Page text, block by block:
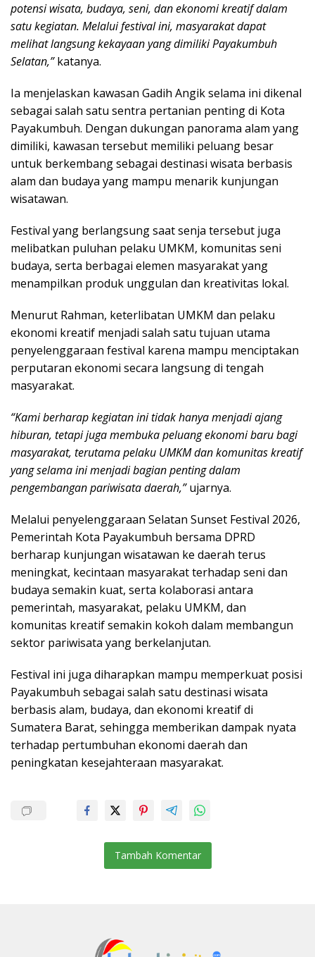
potensi wisata, budaya, seni, dan ekonomi kreatif dalam
satu kegiatan. Melalui festival ini, masyarakat dapat
melihat langsung kekayaan yang dimiliki Payakumbuh
Selatan,”katanya.
Ia menjelaskan kawasan Gadih Angik selama ini dikenal
sebagai salah satu sentra pertanian penting di Kota
Payakumbuh. Dengan dukungan panorama alam yang
dimiliki, kawasan tersebut memiliki peluang besar
untuk berkembang sebagai destinasi wisata berbasis
alam dan budaya yang mampu menarik kunjungan
wisatawan.
Festival yang berlangsung saat senja tersebut juga
melibatkan puluhan pelaku UMKM, komunitas seni
budaya, serta berbagai elemen masyarakat yang
menampilkan produk unggulan dan kreativitas lokal.
Menurut Rahman, keterlibatan UMKM dan pelaku
ekonomi kreatif menjadi salah satu tujuan utama
penyelenggaraan festival karena mampu menciptakan
perputaran ekonomi secara langsung di tengah
masyarakat.
“Kami berharap kegiatan ini tidak hanya menjadi ajang
hiburan, tetapi juga membuka peluang ekonomi baru bagi
masyarakat, terutama pelaku UMKM dan komunitas kreatif
yang selama ini menjadi bagian penting dalam
pengembangan pariwisata daerah,”ujarnya.
Melalui penyelenggaraan Selatan Sunset Festival 2026,
Pemerintah Kota Payakumbuh bersama DPRD
berharap kunjungan wisatawan ke daerah terus
meningkat, kecintaan masyarakat terhadap seni dan
budaya semakin kuat, serta kolaborasi antara
pemerintah, masyarakat, pelaku UMKM, dan
komunitas kreatif semakin kokoh dalam membangun
sektor pariwisata yang berkelanjutan.
Festival ini juga diharapkan mampu memperkuat posisi
Payakumbuh sebagai salah satu destinasi wisata
berbasis alam, budaya, dan ekonomi kreatif di
Sumatera Barat, sehingga memberikan dampak nyata
terhadap pertumbuhan ekonomi daerah dan
peningkatan kesejahteraan masyarakat.
Tambah Komentar